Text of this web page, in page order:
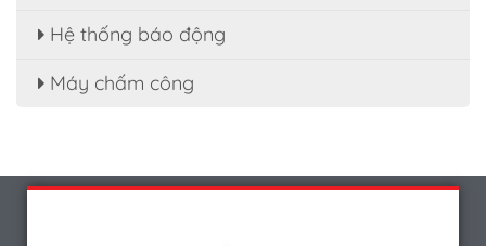
Hệ thống báo động
Máy chấm công